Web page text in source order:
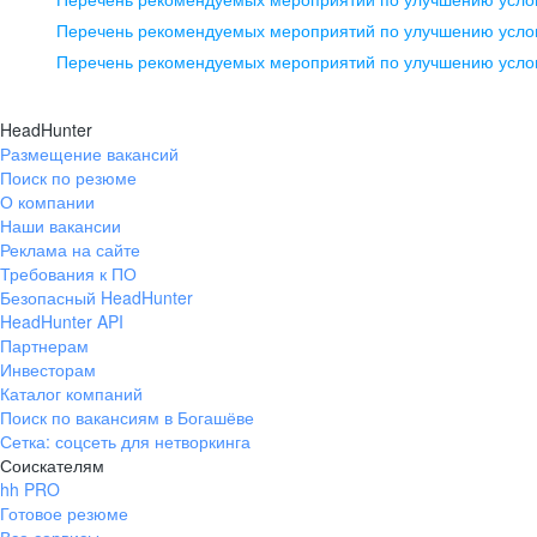
pr@ural.hh.ru
помещение 21
+7 383 207-94-64
pr@nsk.hh.ru
Перечень рекомендуемых мероприятий по улучшению
Перечень рекомендуемых мероприятий по улучшению
HeadHunter
Размещение вакансий
Поиск по резюме
О компании
Наши вакансии
Реклама на сайте
Требования к ПО
Безопасный HeadHunter
HeadHunter API
Партнерам
Инвесторам
Каталог компаний
Поиск по вакансиям в Богашёве
Сетка: соцсеть для нетворкинга
Соискателям
hh PRO
Готовое резюме